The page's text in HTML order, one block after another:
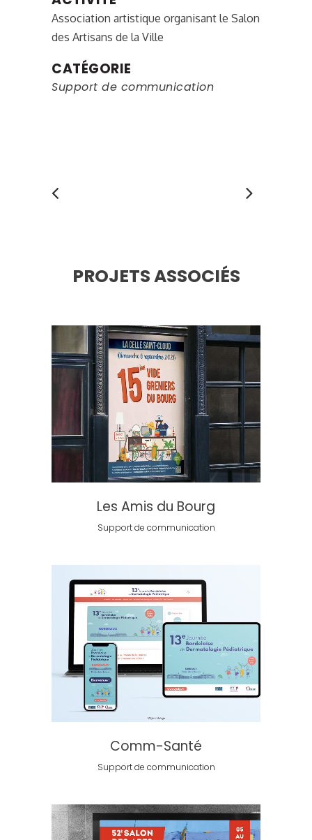
Association artistique organisant le Salon
des Artisans de la Ville
CATÉGORIE
Support de communication
PROJETS ASSOCIÉS
Les Amis du Bourg
Support de communication
Comm-Santé
Support de communication